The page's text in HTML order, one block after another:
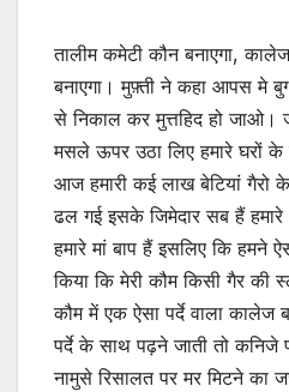
तालीम कमेटी कौन बनाएगा,
बनाएगा। मुफ़्ती ने कहा आपस मे
से निकाल कर मुत्तहिद हो
मसले ऊपर उठा लिए हमारे घरों के
आज हमारी कई लाख बेटियां गैरो
ढल गई इसके जिमेदार सब हैं
हमारे मां बाप हैं इसलिए कि हमने
किया कि मेरी कौम किसी गैर की
कौम में एक ऐसा पर्दे वाला कालेज
पर्दे के साथ पढ़ने जाती तो
नामुसे रिसालत पर मर मिटने का